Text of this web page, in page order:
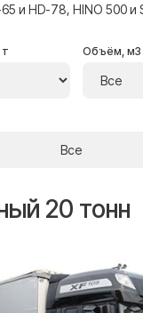
и HD-78, HINO 500 и
Объём, м3
20 тонн